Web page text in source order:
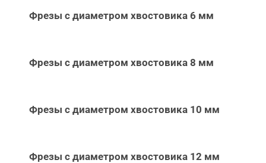
Фрезы с диаметром хвостовика 6 мм
Фрезы с диаметром хвостовика 8 мм
Фрезы с диаметром хвостовика 10 мм
Фрезы с диаметром хвостовика 12 мм